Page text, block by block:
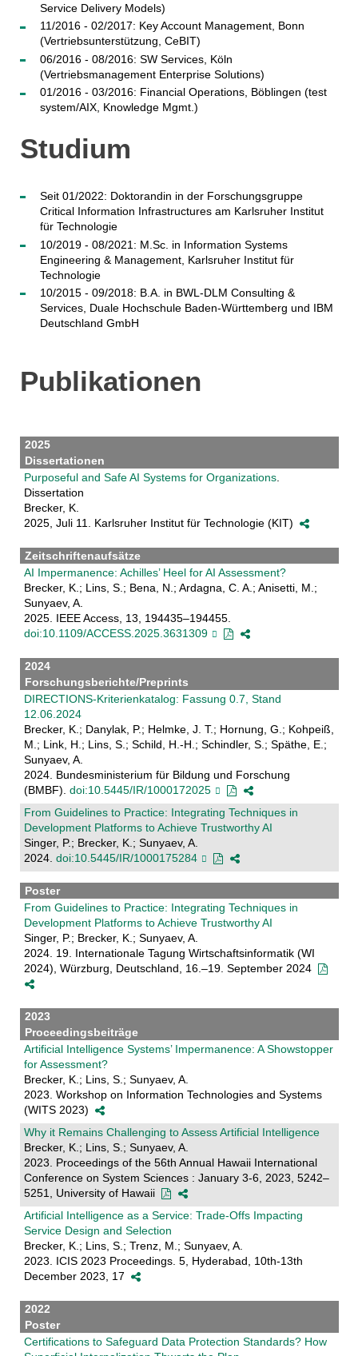
Service Delivery Models)
11/2016 - 02/2017: Key Account Management, Bonn
(Vertriebsunterstützung, CeBIT)
06/2016 - 08/2016: SW Services, Köln
(Vertriebsmanagement Enterprise Solutions)
01/2016 - 03/2016: Financial Operations, Böblingen (test
system/AIX, Knowledge Mgmt.)
Studium
Seit 01/2022: Doktorandin in der Forschungsgruppe
Critical Information Infrastructures am Karlsruher Institut
für Technologie
10/2019 - 08/2021: M.Sc. in Information Systems
Engineering & Management, Karlsruher Institut für
Technologie
10/2015 - 09/2018: B.A. in BWL-DLM Consulting &
Services, Duale Hochschule Baden-Württemberg und IBM
Deutschland GmbH
Publikationen
2025
Dissertationen
Purposeful and Safe AI Systems for Organizations.
Dissertation
Brecker, K.
2025, Juli 11. Karlsruher Institut für Technologie (KIT)
Zeitschriftenaufsätze
AI Impermanence: Achilles’ Heel for AI Assessment?
Brecker, K.; Lins, S.; Bena, N.; Ardagna, C. A.; Anisetti, M.;
Sunyaev, A.
2025. IEEE Access, 13, 194435–194455.
doi:10.1109/ACCESS.2025.3631309
2024
Forschungsberichte/Preprints
DIRECTIONS-Kriterienkatalog: Fassung 0.7, Stand
12.06.2024
Brecker, K.; Danylak, P.; Helmke, J. T.; Hornung, G.; Kohpeiß,
M.; Link, H.; Lins, S.; Schild, H.-H.; Schindler, S.; Späthe, E.;
Sunyaev, A.
2024. Bundesministerium für Bildung und Forschung
(BMBF). doi:10.5445/IR/1000172025
From Guidelines to Practice: Integrating Techniques in
Development Platforms to Achieve Trustworthy AI
Singer, P.; Brecker, K.; Sunyaev, A.
2024. doi:10.5445/IR/1000175284
Poster
From Guidelines to Practice: Integrating Techniques in
Development Platforms to Achieve Trustworthy AI
Singer, P.; Brecker, K.; Sunyaev, A.
2024. 19. Internationale Tagung Wirtschaftsinformatik (WI
2024), Würzburg, Deutschland, 16.–19. September 2024
2023
Proceedingsbeiträge
Artificial Intelligence Systems’ Impermanence: A Showstopper
for Assessment?
Brecker, K.; Lins, S.; Sunyaev, A.
2023. Workshop on Information Technologies and Systems
(WITS 2023)
Why it Remains Challenging to Assess Artificial Intelligence
Brecker, K.; Lins, S.; Sunyaev, A.
2023. Proceedings of the 56th Annual Hawaii International
Conference on System Sciences : January 3-6, 2023, 5242–
5251, University of Hawaii
Artificial Intelligence as a Service: Trade-Offs Impacting
Service Design and Selection
Brecker, K.; Lins, S.; Trenz, M.; Sunyaev, A.
2023. ICIS 2023 Proceedings. 5, Hyderabad, 10th-13th
December 2023, 17
2022
Poster
Certifications to Safeguard Data Protection Standards? How